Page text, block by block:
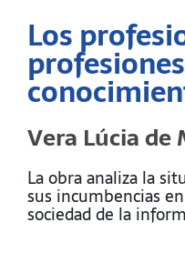
Los
Vera Lúcia de
La obra analiza la
sus incumbencias
sociedad de la